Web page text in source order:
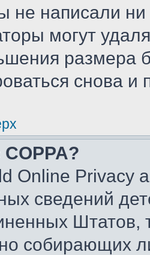
не написали
могут
размера
снова и
COPPA?
Online Privacy
сведений
Штатов,
собирающих